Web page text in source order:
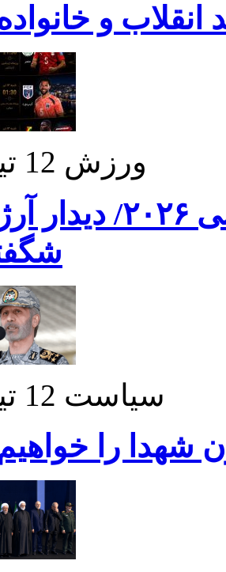
انقلاب و
ورزش 12 تیر 1405
برنامه بازی های امشب جام
سیاست 12 تیر 1405
شهدا را